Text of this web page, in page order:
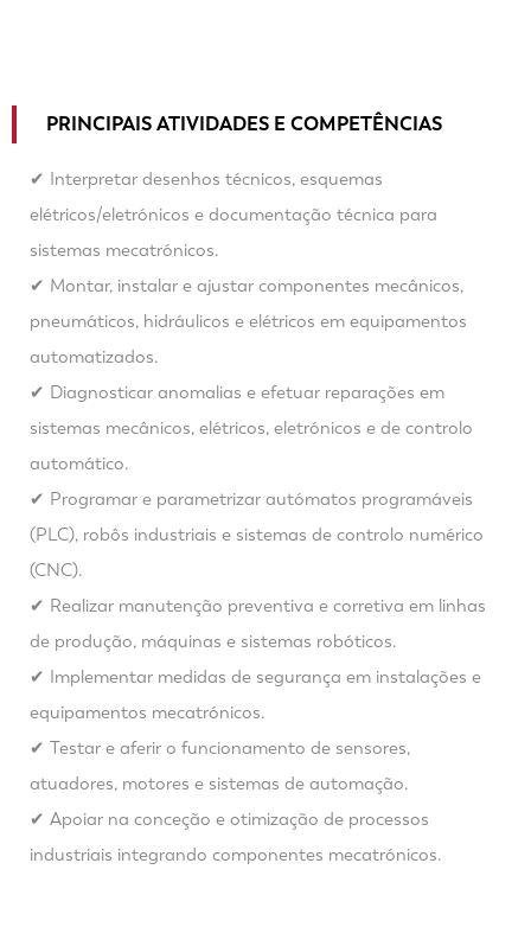
PRINCIPAIS ATIVIDADES E COMPETÊNCIAS
✔ Interpretar desenhos técnicos, esquemas
elétricos/eletrónicos e documentação técnica para
sistemas mecatrónicos.
✔ Montar, instalar e ajustar componentes mecânicos,
pneumáticos, hidráulicos e elétricos em equipamentos
automatizados.
✔ Diagnosticar anomalias e efetuar reparações em
sistemas mecânicos, elétricos, eletrónicos e de controlo
automático.
✔ Programar e parametrizar autómatos programáveis
(PLC), robôs industriais e sistemas de controlo numérico
(CNC).
✔ Realizar manutenção preventiva e corretiva em linhas
de produção, máquinas e sistemas robóticos.
✔ Implementar medidas de segurança em instalações e
equipamentos mecatrónicos.
✔ Testar e aferir o funcionamento de sensores,
atuadores, motores e sistemas de automação.
✔ Apoiar na conceção e otimização de processos
industriais integrando componentes mecatrónicos.